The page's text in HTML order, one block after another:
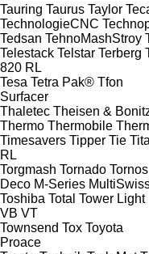
Tauring Taurus Taylor
TechnologieCNC
Tedsan TehnoMashStroy
Telestack Telstar Terberg
820 RL
Tesa Tetra Pak® Tfon
Surfacer
Thaletec Theisen &
Thermo Thermobile
Timesavers Tipper Tie
RL
Torgmash Tornado Tornos
Deco M-Series
Toshiba Total Tower Light
VB VT
Townsend Tox Toyota
Proace